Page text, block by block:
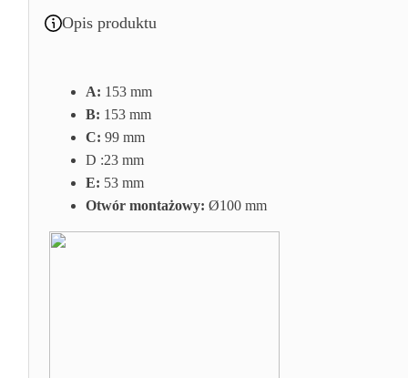
Opis produktu
A: 153 mm
B: 153 mm
C: 99 mm
D :23 mm
E: 53 mm
Otwór montażowy: Ø100 mm